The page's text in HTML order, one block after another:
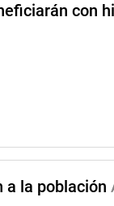
con
a la población